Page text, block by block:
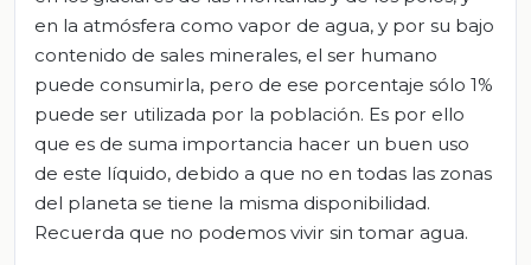
en la atmósfera como vapor de agua, y por su bajo
contenido de sales minerales, el ser humano
puede consumirla, pero de ese porcentaje sólo 1%
puede ser utilizada por la población. Es por ello
que es de suma importancia hacer un buen uso
de este líquido, debido a que no en todas las zonas
del planeta se tiene la misma disponibilidad.
Recuerda que no podemos vivir sin tomar agua.